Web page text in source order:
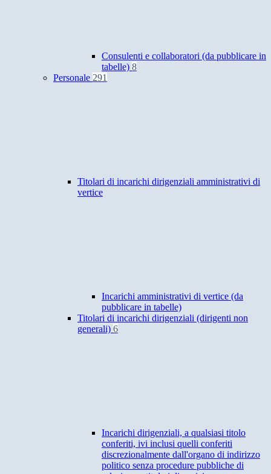
Consulenti e collaboratori (da pubblicare in
tabelle) 8
Personale 291
Titolari di incarichi dirigenziali amministrativi di
vertice
Incarichi amministrativi di vertice (da
pubblicare in tabelle)
Titolari di incarichi dirigenziali (dirigenti non
generali) 6
Incarichi dirigenziali, a qualsiasi titolo
conferiti, ivi inclusi quelli conferiti
discrezionalmente dall'organo di indirizzo
politico senza procedure pubbliche di